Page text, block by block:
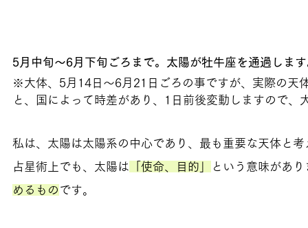
5月中旬～6月下旬ごろまで。太陽が牡牛座を通過しま
※大体、5月14日～6月21日ごろの事ですが、実際の天
と、国によって時差があり、1日前後変動しますので、
私は、太陽は太陽系の中心であり、最も重要な天体と考
占星術上でも、太陽は
「使命、目的」
という意味があ
めるもの です。